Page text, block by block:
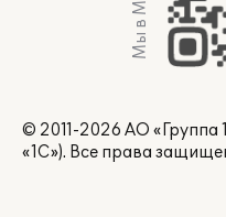
Мы в Max
© 2011-2026 АО
«1С»). Все права